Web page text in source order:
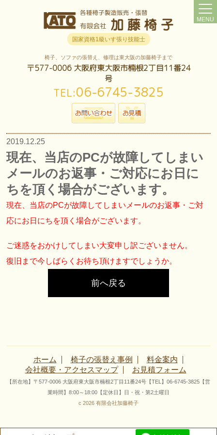
国家資格1級いす張り技能士
椅子、ソファの張替え、修理は東大阪の加藤椅子まで
〒577-0006 大阪府東大阪市楠根2丁目11番24
号
TEL:06-6745-3825
MENU
2019.12.25
現在、当店のPCが故障してしまい
メールのお返事・ご対応にお日に
ちを頂く場合がございます。
現在、当店のPCが故障してしまいメールのお返事・ご対
応にお日にちを頂く場合がございます。
ご迷惑をおかけしてしまい大変申し訳ございません。
復旧まで今しばらくお待ち頂けますでしょうか。
前へ戻る
ホーム 椅子の張替え事例
料金案内
会社概要・アクセスマップ
お見積フォーム
【所在地】〒577-0006 大阪府東大阪市楠根2丁目11番24号【TEL】06-6745-3825【営
業時間】8:00～18:00【定休日】日・祝・第2土曜日
c 2026 有限会社加藤椅子